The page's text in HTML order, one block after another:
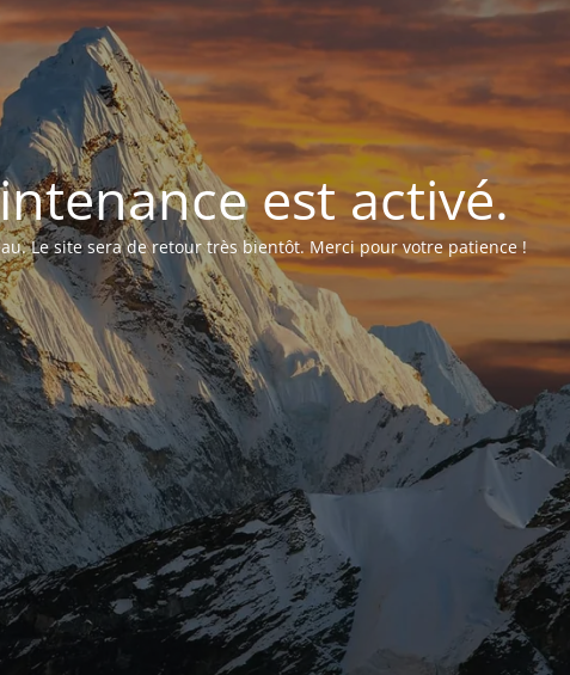
est activé.
Le site sera de retour très bientôt. Merci pour votre patience !